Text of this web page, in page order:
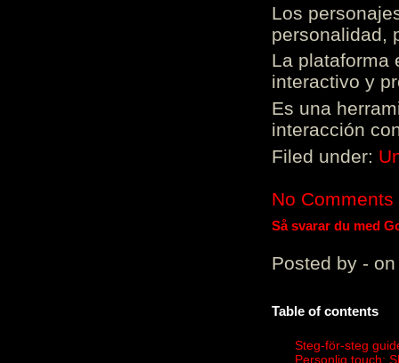
Los
personalidad,
La plataforma
interactivo y
Es una
interacción
Filed under:
No Comments
Så svarar du med
Posted by - on
Table of contents
Steg-för-steg
Personlig touch: